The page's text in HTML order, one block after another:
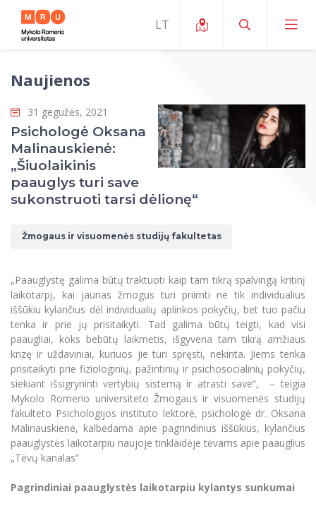
Apie ERUA
Naujienos ir renginiai
Galimybės
Komanda ir kontaktai
Mano studijos
Studijų organizavimas ir aplinka
Finansai
Studentų organizacijos
Studentų namai
Pramoginių šokių kolektyvas ,,Bolero”
Universiteto teatras
MRU pop vokalinis ansamblis (vadovas Artūras
Novikas)
MRU merginų choras
Dokumentai reglamentuojantys studijas
Neformaliuoju ir (ar) savišvietos būdu įgytų
kompetencijų vertinimas ir pripažinimas
Studijų organizavimas
Studijų kokybė
Tarptautiniai mainai
Erasmus+ mobilumas studijoms (SMS)
Erasmus+ mobilumas praktikoms (SMP)
Kitos galimybės
Darbuotojams
Partnerystės
Azijos centras
Vilniaus Karaliaus Sedžiongo institutas
Frankofoniškų šalių studijų centras
Karjeros centras
Emocinė gerovė
MOin – MRU Mokslo ir inovacijų savaitė
Mokslo programos
Mokslinės veiklos skatinimo fondas
Tarptautinių ekspertų tinklas
Atitikties mokslinių tyrimų etikai komitetas
Mokslo laboratorijos
Žmogaus, aplinkos ir technologijų (HET)
Doktorantūra
Projektai
Akademinė leidyba
Apie MRU
Reitingai
Universiteto garbės nariai
Veiklos dokumentai
Akademinė etika
Darbas MRU
Universiteto simbolika
Naujienos
Žmogaus ir visuomenės studijų fakultetas
Viešojo valdymo ir verslo fakultetas
Sūduvos akademija
Ekspertų sąrašas
Renginių kalendorius
Tinklalaidės
Bakalauro studijos
Magistrantūros studijos
Vadovų MBA
Švietimo ir kultūros vadovų MPA
Teisės LL.M.
Naujienos
31 gegužės, 2021
Psichologė Oksana
Malinauskienė:
„Šiuolaikinis
paauglys turi save
sukonstruoti tarsi dėlionę“
Žmogaus ir visuomenės studijų fakultetas
„Paauglystę galima būtų traktuoti kaip tam tikrą spalvingą kritinį
laikotarpį, kai jaunas žmogus turi priimti ne tik individualius
iššūkiu kylančius dėl individualių aplinkos pokyčių, bet tuo pačiu
tenka ir prie jų prisitaikyti. Tad galima būtų teigti, kad visi
paaugliai, koks bebūtų laikmetis, išgyvena tam tikrą amžiaus
krizę ir uždaviniai, kuriuos jie turi spręsti, nekinta. Jiems tenka
prisitaikyti prie fiziologinių, pažintinių ir psichosocialinių pokyčių,
siekiant išsigryninti vertybių sistemą ir atrasti save“, – teigia
Mykolo Romerio universiteto Žmogaus ir visuomenės studijų
fakulteto Psichologijos instituto lektorė, psichologė dr. Oksana
Malinauskienė, kalbėdama apie pagrindinius iššūkius, kylančius
paauglystės laikotarpiu naujoje tinklaidėje tėvams apie paauglius
„Tėvų kanalas“
Pagrindiniai paauglystės laikotarpiu kylantys sunkumai